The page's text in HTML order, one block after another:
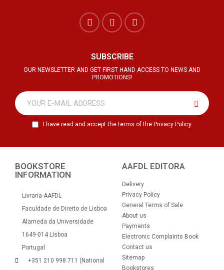
SUBSCRIBE
OUR NEWSLETTER AND GET FIRST HAND ACCESS TO NEWS AND
PROMOTIONS!
I have read and accept the terms of the Privacy Policy.
BOOKSTORE
INFORMATION
Livraria AAFDL
Faculdade de Direito de Lisboa
Alameda da Universidade
1649-014 Lisboa
Portugal
+351 210 998 711 (National
AAFDL EDITORA
Delivery
Privacy Policy
General Terms of Sale
About us
Payments
Electronic Complaints Book
Contact us
Sitemap
Bookstores